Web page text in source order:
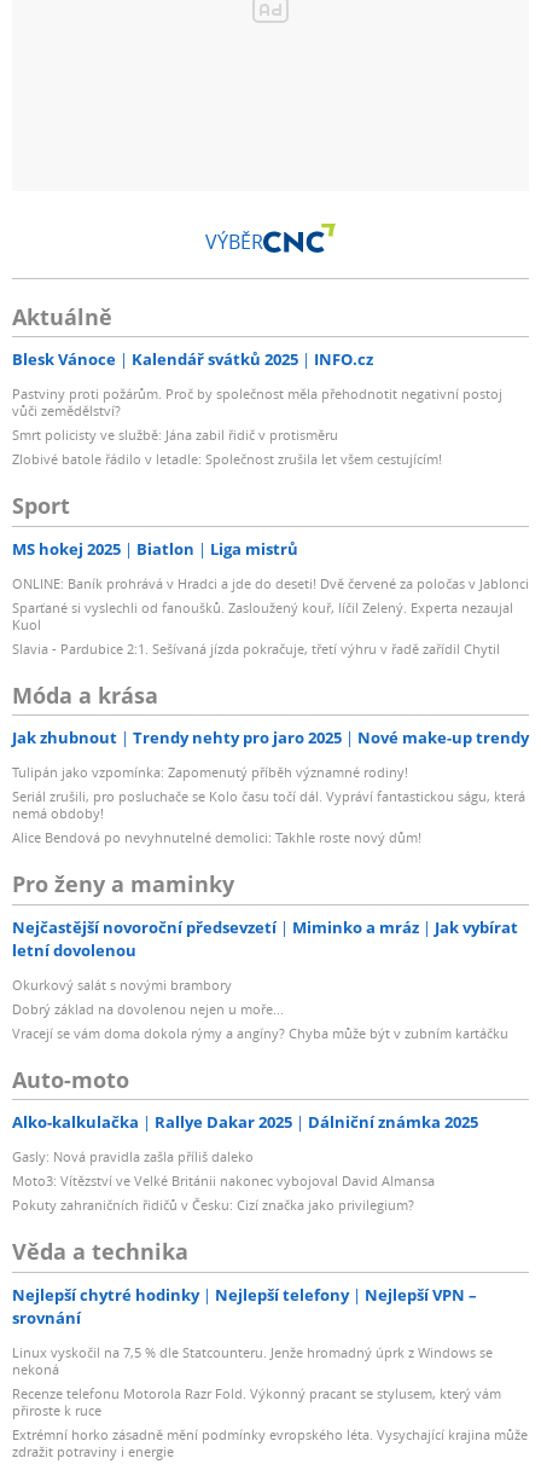
VÝBĚR
Aktuálně
Blesk Vánoce Kalendář svátků 2025 INFO.cz
Pastviny proti požárům. Proč by společnost měla přehodnotit negativní postoj
vůči zemědělství?
Smrt policisty ve službě: Jána zabil řidič v protisměru
Zlobivé batole řádilo v letadle: Společnost zrušila let všem cestujícím!
Sport
MS hokej 2025 Biatlon Liga mistrů
ONLINE: Baník prohrává v Hradci a jde do deseti! Dvě červené za poločas v Jablonci
Sparťané si vyslechli od fanoušků. Zasloužený kouř, líčil Zelený. Experta nezaujal
Kuol
Slavia - Pardubice 2:1. Sešívaná jízda pokračuje, třetí výhru v řadě zařídil Chytil
Móda a krása
Jak zhubnout Trendy nehty pro jaro 2025 Nové make-up trendy
Tulipán jako vzpomínka: Zapomenutý příběh významné rodiny!
Seriál zrušili, pro posluchače se Kolo času točí dál. Vypráví fantastickou ságu, která
nemá obdoby!
Alice Bendová po nevyhnutelné demolici: Takhle roste nový dům!
Pro ženy a maminky
Nejčastější novoroční předsevzetí Miminko a mráz
Jak vybírat
letní dovolenou
Okurkový salát s novými brambory
Dobrý základ na dovolenou nejen u moře...
Vracejí se vám doma dokola rýmy a angíny? Chyba může být v zubním kartáčku
Auto-moto
Alko-kalkulačka Rallye Dakar 2025 Dálniční známka 2025
Gasly: Nová pravidla zašla příliš daleko
Moto3: Vítězství ve Velké Británii nakonec vybojoval David Almansa
Pokuty zahraničních řidičů v Česku: Cizí značka jako privilegium?
Věda a technika
Nejlepší chytré hodinky Nejlepší telefony
Nejlepší VPN –
srovnání
Linux vyskočil na 7,5 % dle Statcounteru. Jenže hromadný úprk z Windows se
nekoná
Recenze telefonu Motorola Razr Fold. Výkonný pracant se stylusem, který vám
přiroste k ruce
Extrémní horko zásadně mění podmínky evropského léta. Vysychající krajina může
zdražit potraviny i energie